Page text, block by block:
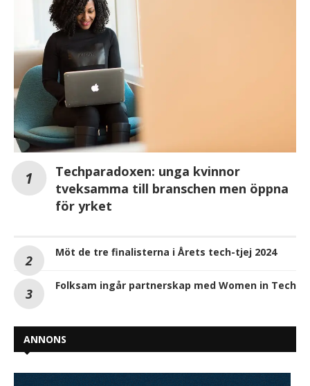
Techparadoxen: unga kvinnor
tveksamma till branschen men öppna
för yrket
Möt de tre finalisterna i Årets tech-tjej 2024
Folksam ingår partnerskap med Women in Tech
ANNONS